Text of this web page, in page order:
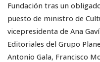
Fundación tras un
puesto de ministro de
vicepresidenta de Ana
Editoriales del Grupo
Antonio Gala, Francisco